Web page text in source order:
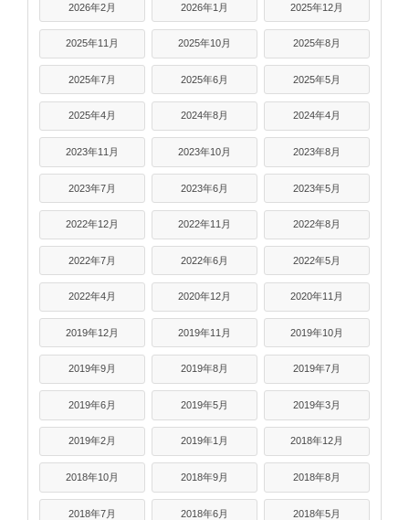
2026年2月 2026年1月 2025年12月
2025年11月 2025年10月 2025年8月
2025年7月 2025年6月 2025年5月
2025年4月 2024年8月 2024年4月
2023年11月 2023年10月 2023年8月
2023年7月 2023年6月 2023年5月
2022年12月 2022年11月 2022年8月
2022年7月 2022年6月 2022年5月
2022年4月 2020年12月 2020年11月
2019年12月 2019年11月 2019年10月
2019年9月 2019年8月 2019年7月
2019年6月 2019年5月 2019年3月
2019年2月 2019年1月 2018年12月
2018年10月 2018年9月 2018年8月
2018年7月 2018年6月 2018年5月